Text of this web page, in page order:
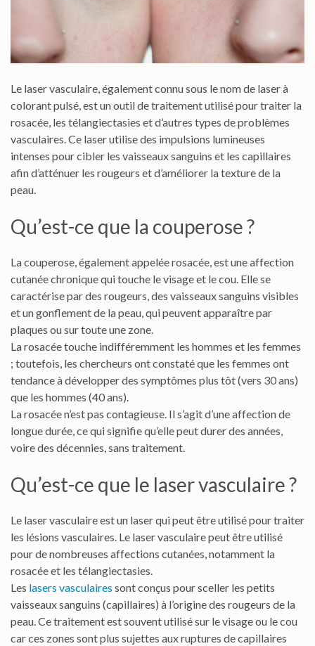
Le laser vasculaire, également connu sous le nom de laser à
colorant pulsé, est un outil de traitement utilisé pour traiter la
rosacée, les télangiectasies et d’autres types de problèmes
vasculaires. Ce laser utilise des impulsions lumineuses
intenses pour cibler les vaisseaux sanguins et les capillaires
afin d’atténuer les rougeurs et d’améliorer la texture de la
peau.
Qu’est-ce que la couperose ?
La couperose, également appelée rosacée, est une affection
cutanée chronique qui touche le visage et le cou. Elle se
caractérise par des rougeurs, des vaisseaux sanguins visibles
et un gonflement de la peau, qui peuvent apparaître par
plaques ou sur toute une zone.
La rosacée touche indifféremment les hommes et les femmes
; toutefois, les chercheurs ont constaté que les femmes ont
tendance à développer des symptômes plus tôt (vers 30 ans)
que les hommes (40 ans).
La rosacée n’est pas contagieuse. Il s’agit d’une affection de
longue durée, ce qui signifie qu’elle peut durer des années,
voire des décennies, sans traitement.
Qu’est-ce que le laser vasculaire ?
Le laser vasculaire est un laser qui peut être utilisé pour traiter
les lésions vasculaires. Le laser vasculaire peut être utilisé
pour de nombreuses affections cutanées, notamment la
rosacée et les télangiectasies.
Les lasers vasculaires sont conçus pour sceller les petits
vaisseaux sanguins (capillaires) à l’origine des rougeurs de la
peau. Ce traitement est souvent utilisé sur le visage ou le cou
car ces zones sont plus sujettes aux ruptures de capillaires